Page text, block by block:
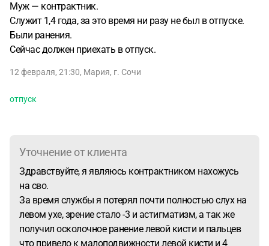
Муж — контрактник.
Служит 1,4 года, за это время ни разу не был в отпуске.
Были ранения.
Сейчас должен приехать в отпуск.
12 февраля, 21:30, Мария, г. Сочи
отпуск
Уточнение от клиента
Здравствуйте, я являюсь контрактником нахожусь
на сво.
За время службы я потерял почти полностью слух на
левом ухе, зрение стало -3 и астигматизм, а так же
получил осколочное ранение левой кисти и пальцев
что привело к малоподвижности левой кисти и 4